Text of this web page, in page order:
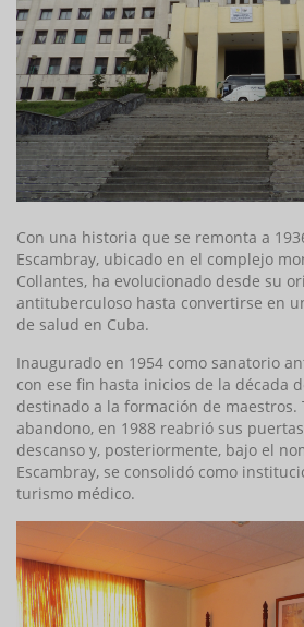
Con una historia que se remonta a
Escambray, ubicado en el complejo
Collantes, ha evolucionado desde su
antituberculoso hasta convertirse en
de salud en Cuba.
Inaugurado en 1954 como sanatorio
con ese fin hasta inicios de la década
destinado a la formación de maestros.
abandono, en 1988 reabrió sus
descanso y, posteriormente, bajo el
Escambray, se consolidó como
turismo médico.